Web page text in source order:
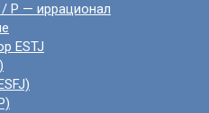
P — иррационал
ESTJ